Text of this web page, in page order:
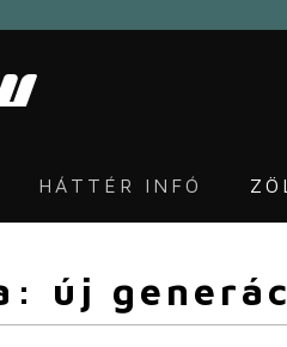
HÁTTÉR INFÓ
új